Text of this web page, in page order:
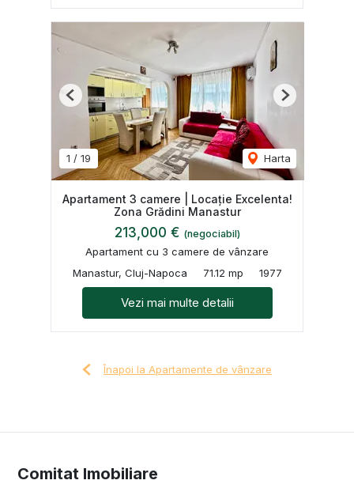
1 / 19 Harta
Previous Next
Apartament 3 camere | Locație Excelenta!
Zona Grădini Manastur
213,000 € (negociabil)
Apartament cu 3 camere de vânzare
Manastur, Cluj-Napoca
71.12 mp 1977
Vezi mai multe detalii
Înapoi la Apartamente de vânzare
Comitat Imobiliare